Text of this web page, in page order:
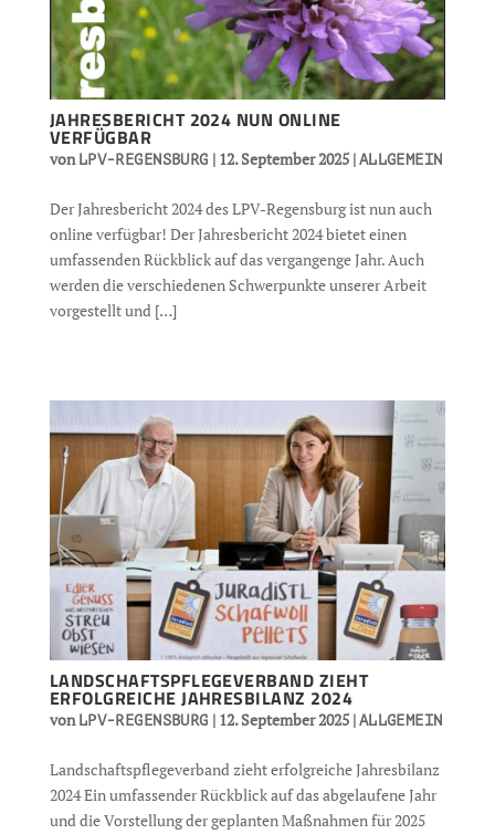
JAHRESBERICHT 2024 NUN ONLINE
VERFÜGBAR
von LPV-REGENSBURG | 12. September 2025| ALLGEMEIN
Der Jahresbericht 2024 des LPV-Regensburg ist nun auch
online verfügbar! Der Jahresbericht 2024 bietet einen
umfassenden Rückblick auf das vergangenge Jahr. Auch
werden die verschiedenen Schwerpunkte unserer Arbeit
vorgestellt und […]
LANDSCHAFTSPFLEGEVERBAND ZIEHT
ERFOLGREICHE JAHRESBILANZ 2024
von LPV-REGENSBURG | 12. September 2025| ALLGEMEIN
Landschaftspflegeverband zieht erfolgreiche Jahresbilanz
2024 Ein umfassender Rückblick auf das abgelaufene Jahr
und die Vorstellung der geplanten Maßnahmen für 2025